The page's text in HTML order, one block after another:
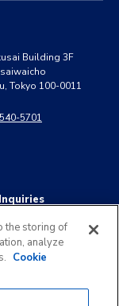
Building 3F
Tokyo 100-0011
5701
3789
the storing of
analyze
Cookie